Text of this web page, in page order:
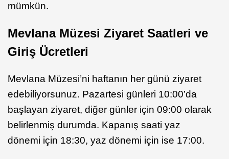
mümkün.
Mevlana Müzesi Ziyaret Saatleri ve
Giriş Ücretleri
Mevlana Müzesi’ni haftanın her günü ziyaret
edebiliyorsunuz. Pazartesi günleri 10:00’da
başlayan ziyaret, diğer günler için 09:00 olarak
belirlenmiş durumda. Kapanış saati yaz
dönemi için 18:30, yaz dönemi için ise 17:00.